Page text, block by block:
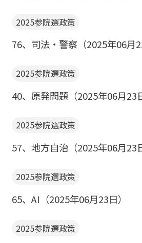
2025参院選政策
76、司法・警察（2025年06月
2025参院選政策
40、原発問題（2025年06月23
2025参院選政策
57、地方自治（2025年06月23
2025参院選政策
65、AI（2025年06月23日）
2025参院選政策